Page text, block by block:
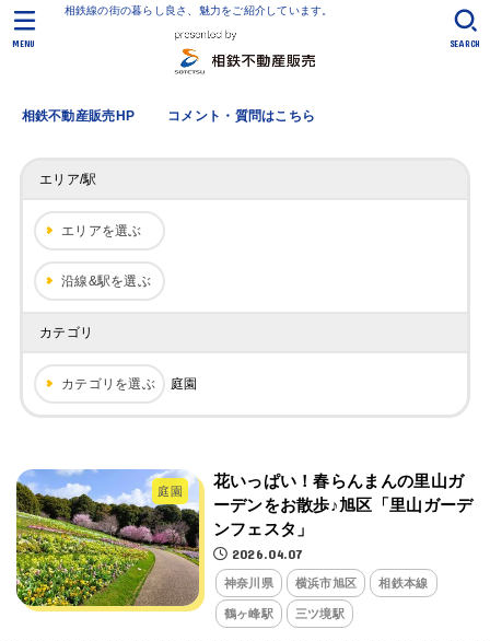
相鉄線の街の暮らし良さ、魅力をご紹介しています。
相鉄不動産販売HP コメント・質問はこちら
SEARCH
MENU
エリア/駅
エリアを選ぶ
沿線&駅を選ぶ
カテゴリ
カテゴリを選ぶ 庭園
庭園
花いっぱい！春らんまんの里山ガ
ーデンをお散歩♪旭区「里山ガーデ
ンフェスタ」
2026.04.07
神奈川県 横浜市旭区 相鉄本線
鶴ヶ峰駅 三ツ境駅